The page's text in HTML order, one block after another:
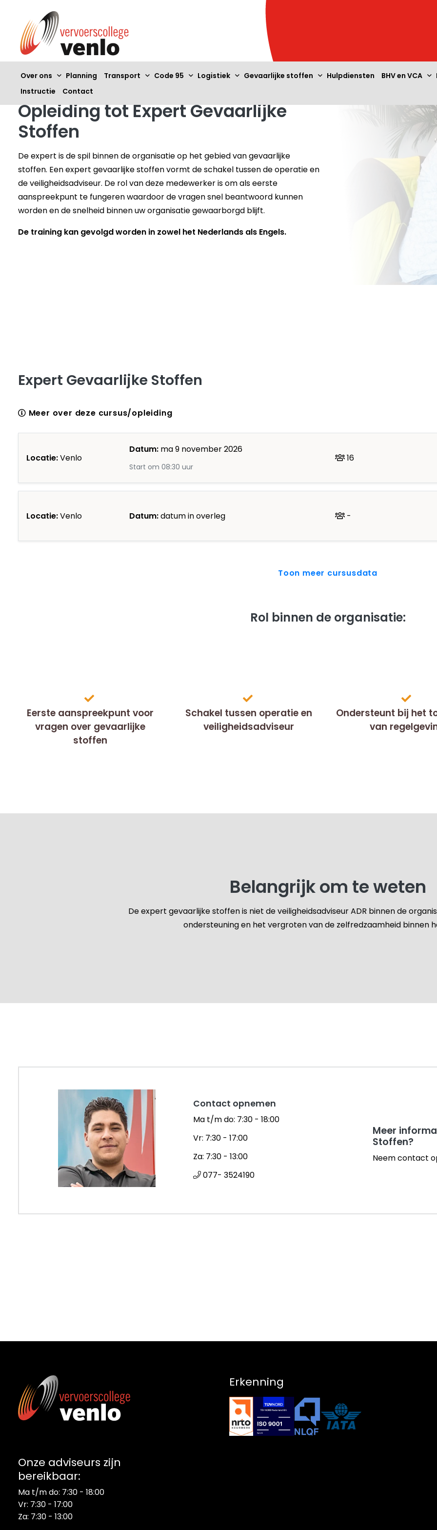
Over ons Planning Transport Code 95 Logistiek Gevaarlijke stoffen Hulpdiensten BHV en VCA
Instructie
Contact
Opleiding tot Expert Gevaarlijke
Stoffen
De expert is de spil binnen de organisatie op het gebied van gevaarlijke
stoffen. Een expert gevaarlijke stoffen vormt de schakel tussen de operatie en
de veiligheidsadviseur. De rol van deze medewerker is om als eerste
aanspreekpunt te fungeren waardoor de vragen snel beantwoord kunnen
worden en de snelheid binnen uw organisatie gewaarborgd blijft.
De training kan gevolgd worden in zowel het Nederlands als Engels.
Expert Gevaarlijke Stoffen
Meer over deze cursus/opleiding
Locatie:Venlo
Datum: ma 9 november 2026
Start om 08:30 uur
16
Locatie:Venlo Datum:datum in overleg -
Toon meer cursusdata
Rol binnen de organisatie:
Eerste aanspreekpunt voor
vragen over gevaarlijke
stoffen
Schakel tussen operatie en
veiligheidsadviseur
Ondersteunt bij het
van
Belangrijk om te weten
De expert gevaarlijke stoffen is niet de veiligheidsadviseur ADR binnen de
ondersteuning en het vergroten van de zelfredzaamheid binnen
Contact opnemen
Ma t/m do: 7:30 - 18:00
Vr: 7:30 - 17:00
Za: 7:30 - 13:00
077- 3524190
Meer
Stoffen?
Neem contact
Onze adviseurs zijn
bereikbaar:
Ma t/m do: 7:30 - 18:00
Vr: 7:30 - 17:00
Za: 7:30 - 13:00
Erkenning